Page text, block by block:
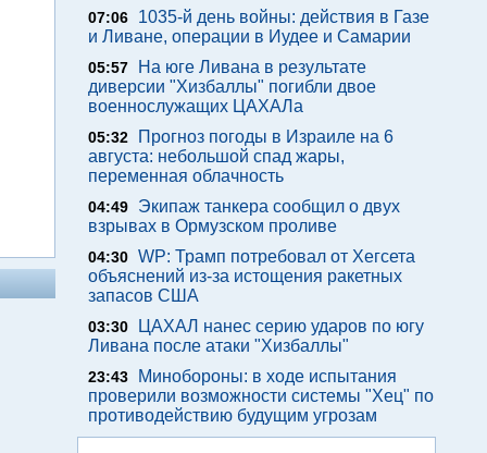
07:06
1035-й день войны: действия в Газе
и Ливане, операции в Иудее и Самарии
05:57
На юге Ливана в результате
диверсии "Хизбаллы" погибли двое
военнослужащих ЦАХАЛа
05:32
Прогноз погоды в Израиле на 6
августа: небольшой спад жары,
переменная облачность
04:49
Экипаж танкера сообщил о двух
взрывах в Ормузском проливе
04:30 WP: Трамп потребовал от Хегсета
объяснений из-за истощения ракетных
запасов США
03:30
ЦАХАЛ нанес серию ударов по югу
Ливана после атаки "Хизбаллы"
23:43
Минобороны: в ходе испытания
проверили возможности системы "Хец" по
противодействию будущим угрозам